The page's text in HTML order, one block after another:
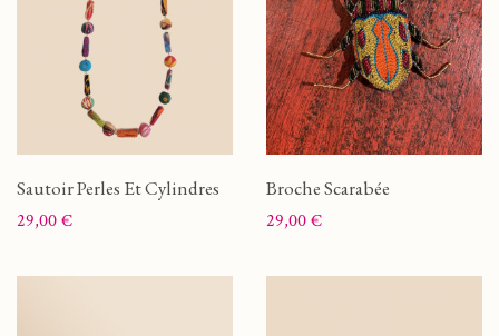
Sautoir Perles Et Cylindres
Prix
29,00 €
Broche Scarabée
Prix
29,00 €